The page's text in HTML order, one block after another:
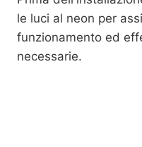
le luci al neon per
funzionamento ed
necessarie.